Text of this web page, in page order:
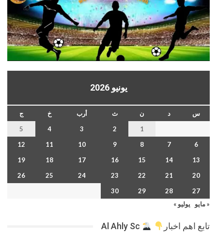
يونيو 2026
س د ن ث أرب خ
ج
1
2
3
4
5
6
7
8
9
10
11
12
13
14
15
16
17
18
19
20
21
22
23
24
25
26
27
28
29
30
« مايو
يوليو »
تابع اهم اخبار